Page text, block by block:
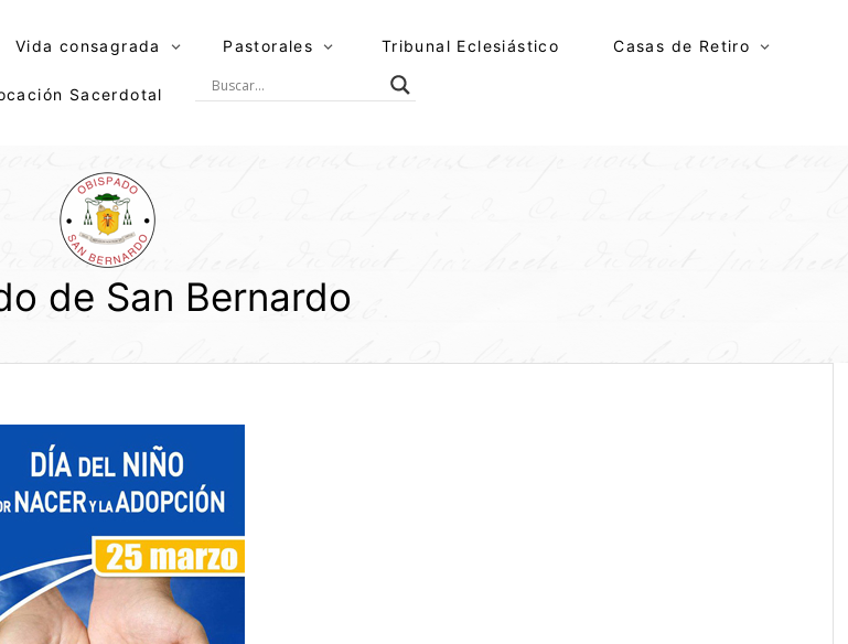
Vida consagrada Pastorales Tribunal Eclesiástico Casas de Retiro
Sacerdotal
de San Bernardo